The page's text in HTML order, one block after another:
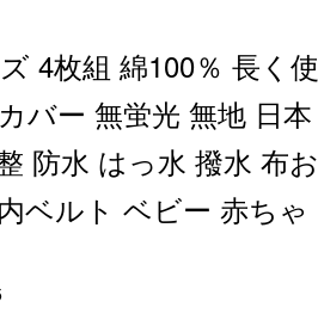
ズ 4枚組 綿100％ 長く使
バー 無蛍光 無地 日本
防水 はっ水 撥水 布お
ベルト ベビー 赤ちゃ